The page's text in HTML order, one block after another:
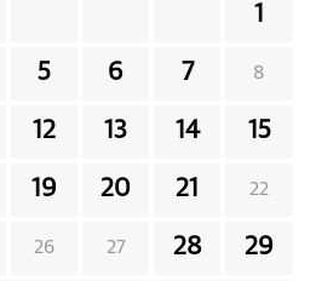
1
5 6 7 8
12 13 14 15
19 20 21 22
26 27 28 29